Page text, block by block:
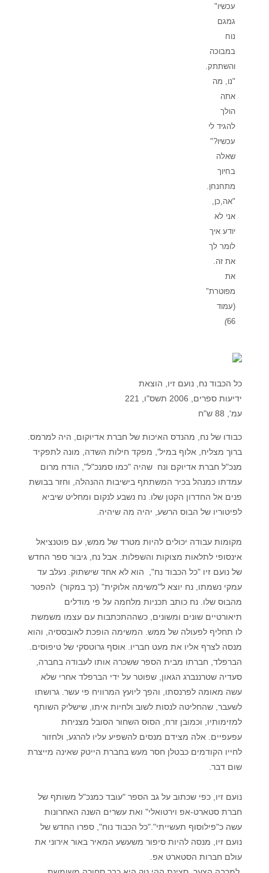
עכשיו"
גמגם
נוח
במבוכה
והשתתק.
"נו, מה
אתה
הולך
להגיד לי
עכשיו?"
שאלה
בחיוך
מתחנחן.
"אה,כן,
אני לא
יודע איך
לומר לך
את זה.
את
מפוטרת"
(עמוד
66
)
כל הכבוד נח, נועם זיו, הוצאת
ידיעות ספרים, 2006 תשס"ו, 221
עמ', 88 ש"ח
כבודו של נח, מהנדס האיכות של חברת אדיוקום, היה למרמס.
ברוך מצליח, אלוף במיל', מפקד חילות השדה, מונה לתפקיד
מנכ"ל חברת אדיוקם ונח שהיה "כמו סמנכ"ל", הודח מרום
עמדתו כמנהל בכיר המשתתף בישיבות ההנהלה, וחזר בבושת
פנים אל החדרון הקטן שלו. נח נשבע לנקום ומחליט שיביא
לפיטוריו של הבוס הרשע, יהיה מה שיהיה.
מקומות עבודה יכולים להיות מטרד של ממש, עם פוטנציאל
אינסופי לתלאות מצוקות והשפלות. אבל נח, גיבור ספר החדש
של נועם זיו "כל הכבוד נח", הוא לא אחד שישתוק. נעלב עד
עמקי נשמתו, נח יוצא ל"משימה אלוקית" (כך במקור) להפטר
מהבוס שלו. נח כותב תכניות מלחמה על פי מודלים
תיאורטיים שונים ומשונים, כשההתכתבות עם עצמו משמשת
לו תחליף לפעולה של ממש. המשימה הופכת לאובססיה, והוא
מנסה לצרף אליו את מעט חבריו. אוסף גרוטסקי של טיפוסים.
הברפלד, חברתו מבית הספר ששכרה אותו לעבודה בחברה,
סעדיה שטרננברג הגאון, שפוטר על ידי הברפלד אחרי שלא
עשה מאומה לפרנסתו, והפך ליועץ המרוויח פי עשר. גרושתו
לשעבר, שהחליטה לנסות לשוב ולחיות איתו, שישליק השותף
למזימותיו, וכמובן זרח, הסוס השחור הסובל מצניחת
עפעפיים. אלה מצידם מנסים להשפיע עליו להרגע, ולחזור
לחייו הקודמים כבטלן חסר מעש בחברת הייטק שאינה מייצרת
שום דבר.
נועם זיו, כפי שכתוב על גב הספר "עובד כמנכ"ל משותף של
חברת סטארט-אפ וירטואלי" ואת עשרים השנה האחרונות
עשה כ"פילוסוף תעשייתי"."כל הכבוד נוח", ספרו החדש של
נועם זיו, מנסה להיות סיפור משעשע המאיר באור אירוני את
עולם חברות הסטארט אפ.